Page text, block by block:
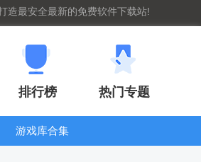
造最安全最新的免费软件下载站!
排行榜 热门专题
游戏库合集